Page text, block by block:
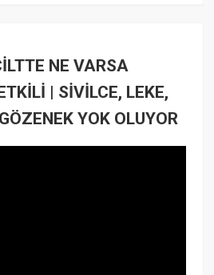
NE VARSA
| SİVİLCE, LEKE,
YOK OLUYOR